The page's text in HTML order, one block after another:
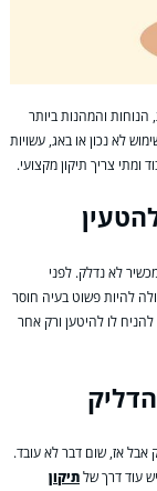
הנוחות והמהנות ביותר
לא נכון או באג, עשויות
ומתי צריך תיקון מקצועי.
לא נדלק. לפני
להיות פשוט בעיה חוסר
לו להיטען ורק אחר
אז, שום דבר לא עובד.
עוד דרך שלתיקון